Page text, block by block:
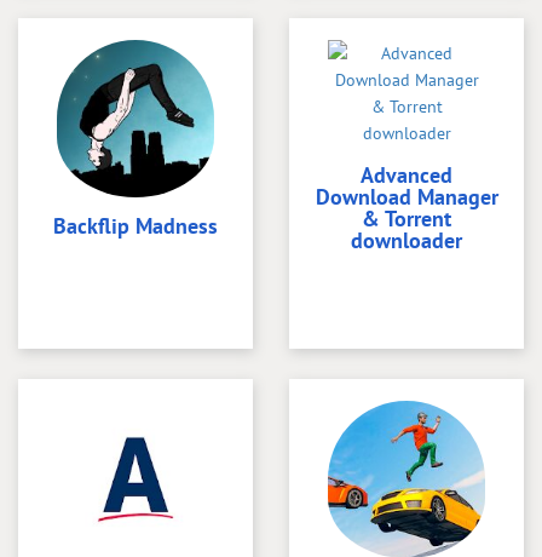
Backflip Madness
Advanced
Download Manager
& Torrent
downloader